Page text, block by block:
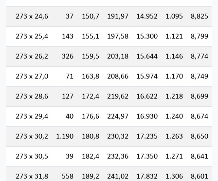
273 x 24,6 37 150,7 191,97 14.952 1.095 8,825
273 x 25,4 143 155,1 197,58 15.300 1.121 8,799
273 x 26,2 326 159,5 203,18 15.644 1.146 8,774
273 x 27,0 71 163,8 208,66 15.974 1.170 8,749
273 x 28,6 127 172,4 219,62 16.622 1.218 8,699
273 x 29,4 40 176,6 224,97 16.930 1.240 8,674
273 x 30,2 1.190 180,8 230,32 17.235 1.263 8,650
273 x 30,5 39 182,4 232,36 17.350 1.271 8,641
273 x 31,8 558 189,2 241,02 17.832 1.306 8,601